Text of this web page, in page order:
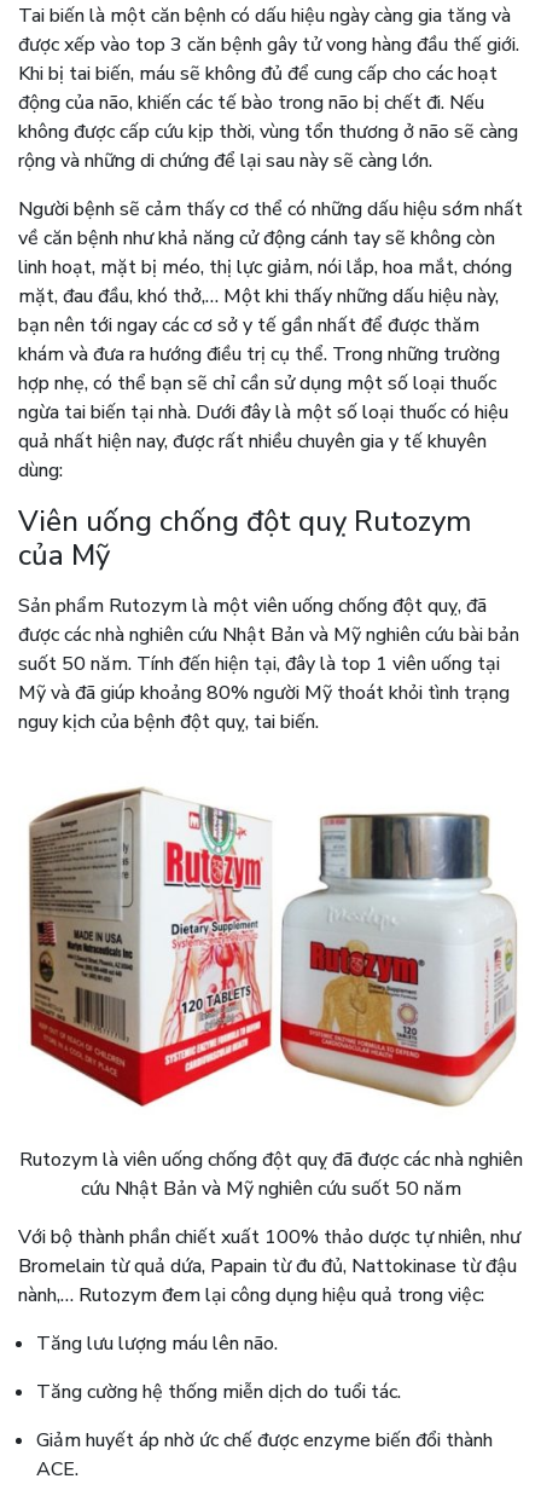
Tai biến là một căn bệnh có dấu hiệu ngày càng gia tăng và
được xếp vào top 3 căn bệnh gây tử vong hàng đầu thế giới.
Khi bị tai biến, máu sẽ không đủ để cung cấp cho các hoạt
động của não, khiến các tế bào trong não bị chết đi. Nếu
không được cấp cứu kịp thời, vùng tổn thương ở não sẽ càng
rộng và những di chứng để lại sau này sẽ càng lớn.
Người bệnh sẽ cảm thấy cơ thể có những dấu hiệu sớm nhất
về căn bệnh như khả năng cử động cánh tay sẽ không còn
linh hoạt, mặt bị méo, thị lực giảm, nói lắp, hoa mắt, chóng
mặt, đau đầu, khó thở,… Một khi thấy những dấu hiệu này,
bạn nên tới ngay các cơ sở y tế gần nhất để được thăm
khám và đưa ra hướng điều trị cụ thể. Trong những trường
hợp nhẹ, có thể bạn sẽ chỉ cần sử dụng một số loại thuốc
ngừa tai biến tại nhà. Dưới đây là một số loại thuốc có hiệu
quả nhất hiện nay, được rất nhiều chuyên gia y tế khuyên
dùng:
Viên uống chống đột quỵ Rutozym
của Mỹ
Sản phẩm Rutozym là một viên uống chống đột quỵ, đã
được các nhà nghiên cứu Nhật Bản và Mỹ nghiên cứu bài bản
suốt 50 năm. Tính đến hiện tại, đây là top 1 viên uống tại
Mỹ và đã giúp khoảng 80% người Mỹ thoát khỏi tình trạng
nguy kịch của bệnh đột quỵ, tai biến.
Rutozym là viên uống chống đột quỵ đã được các nhà nghiên
cứu Nhật Bản và Mỹ nghiên cứu suốt 50 năm
Với bộ thành phần chiết xuất 100% thảo dược tự nhiên, như
Bromelain từ quả dứa, Papain từ đu đủ, Nattokinase từ đậu
nành,… Rutozym đem lại công dụng hiệu quả trong việc:
Tăng lưu lượng máu lên não.
Tăng cường hệ thống miễn dịch do tuổi tác.
Giảm huyết áp nhờ ức chế được enzyme biến đổi thành
ACE.